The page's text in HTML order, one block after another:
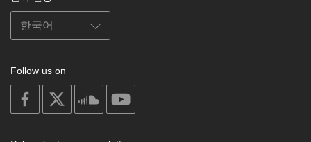
Follow us on
on
facebook
on
on
soundcloud